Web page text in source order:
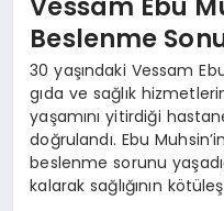
Beslenme
30 yaşındaki Vessam
gıda ve sağlık
yaşamını yitirdiği
doğrulandı. Ebu
beslenme sorunu
kalarak sağlığının